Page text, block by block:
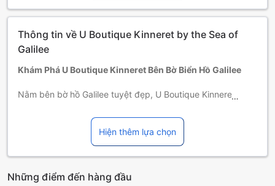
Thông tin về U Boutique Kinneret by the Sea of
Galilee
Khám Phá U Boutique Kinneret Bên Bờ Biển Hồ Galilee
Nằm bên bờ hồ Galilee tuyệt đẹp, U Boutique Kinneret là
giãn và trải nghiệm văn hóa độc đáo tại Tiberias, Israel.
Khách sạn được xây dựng vào năm 2017, mang đến không
gian hiện đại và sang trọng với tổng cộng 59 phòng nghỉ,
mỗi phòng đều được thiết kế tinh tế, tạo cảm giác thoải mái
Khách sạn chào đón quý khách đến nhận phòng từ 3:00
Hiện thêm lựa chọn
Những điểm đến hàng đầu